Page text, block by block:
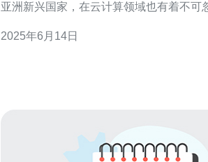
亚洲新兴国家，在云计算领域也有着不可
提供商通常拥有先进的数据中心设施，保
2025年6月14日